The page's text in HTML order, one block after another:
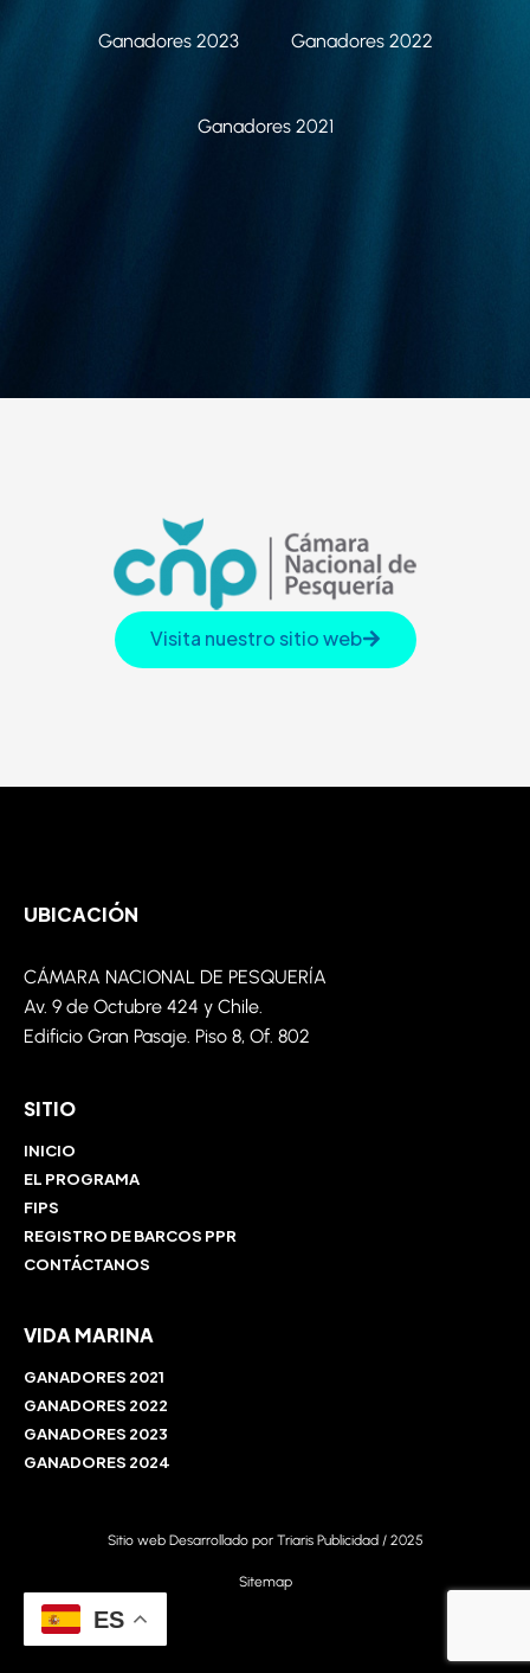
Ganadores 2023 Ganadores 2022
Ganadores 2021
Visita nuestro sitio web
UBICACIÓN
CÁMARA NACIONAL DE PESQUERÍA
Av. 9 de Octubre 424 y Chile.
Edificio Gran Pasaje. Piso 8, Of . 802
SITIO
INICIO
EL PROGRAMA
FIPS
REGISTRO DE BARCOS PPR
CONTÁCTANOS
VIDA MARINA
GANADORES 2021
GANADORES 2022
GANADORES 2023
GANADORES 2024
Sitio web Desarrollado por Triaris Publicidad / 2025
Sitemap
ES